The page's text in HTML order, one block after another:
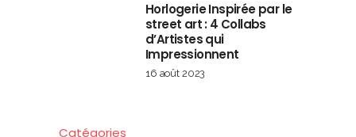
Horlogerie Inspirée par le
street art : 4 Collabs
d’Artistes qui
Impressionnent
16 août 2023
Catégories